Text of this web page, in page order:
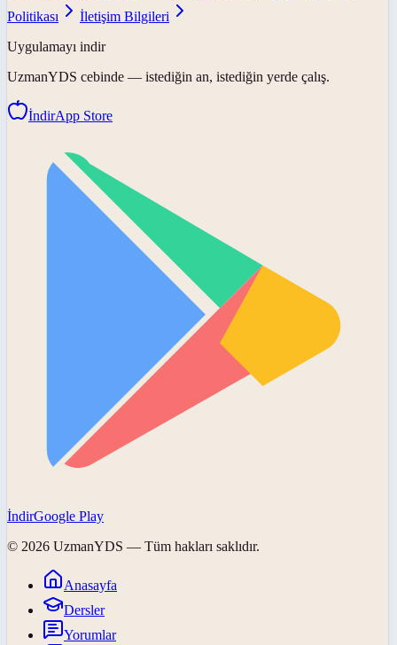
Politikası
İletişim Bilgileri
Uygulamayı indir
UzmanYDS cebinde — istediğin an, istediğin yerde çalış.
İndirApp Store
İndirGoogle Play
© 2026 UzmanYDS — Tüm hakları saklıdır.
Anasayfa
Dersler
Yorumlar